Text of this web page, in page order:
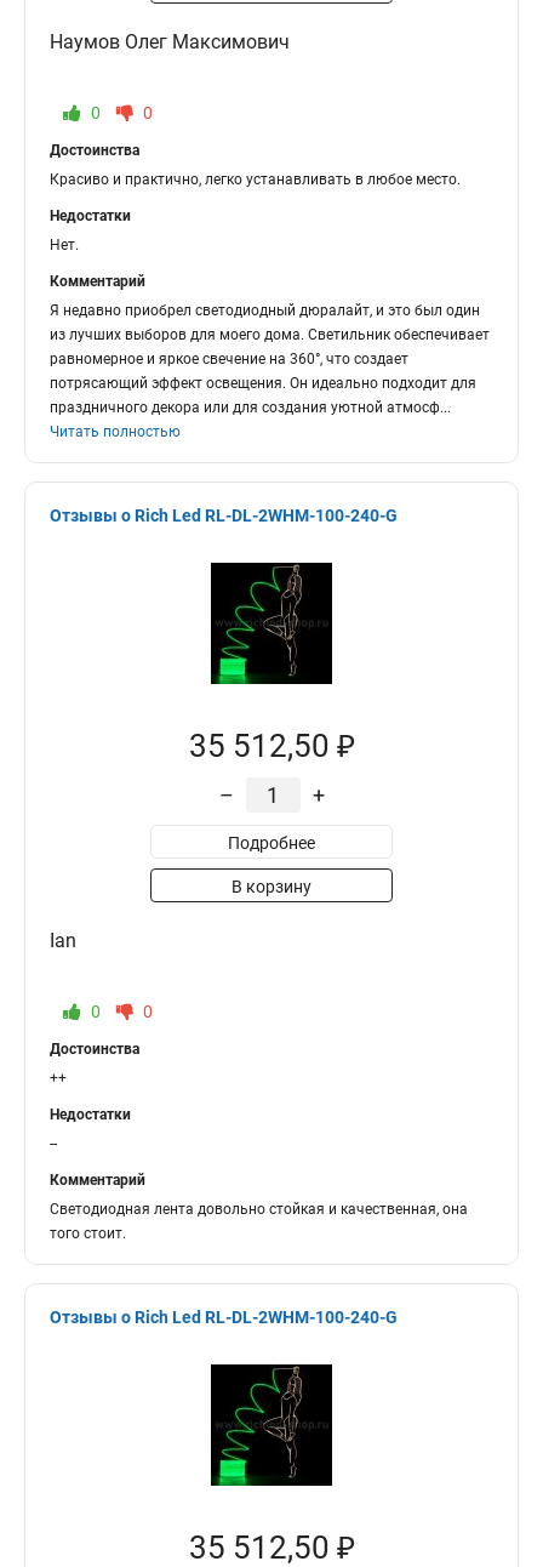
Наумов Олег Максимович
0 0
Достоинства
Красиво и практично, легко устанавливать в любое место.
Недостатки
Нет.
Комментарий
Я недавно приобрел светодиодный дюралайт, и это был один
из лучших выборов для моего дома. Светильник обеспечивает
равномерное и яркое свечение на 360°, что создает
потрясающий эффект освещения. Он идеально подходит для
праздничного декора или для создания уютной атмосф...
Читать полностью
Отзывы о Rich Led RL-DL-2WHM-100-240-G
35 512,50 ₽
– +
Подробнее
В корзину
Ian
0 0
Достоинства
++
Недостатки
--
Комментарий
Светодиодная лента довольно стойкая и качественная, она
того стоит.
Отзывы о Rich Led RL-DL-2WHM-100-240-G
35 512,50 ₽